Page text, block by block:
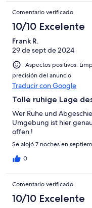
Cottage tadellos sauber.
empfangen, alles erklärt
Planung der Ausflüge.
können sowohl die
Herzen
Comentario verificado
10/10 Excelente
Frank R.
29 de sept de 2024
Aspectos positivos:
precisión del anuncio
Traducir con Google
Tolle ruhige Lage
Wer Ruhe und
Umgebung ist hier
offen !
Se alojó 7 noches en
0
Comentario verificado
10/10 Excelente